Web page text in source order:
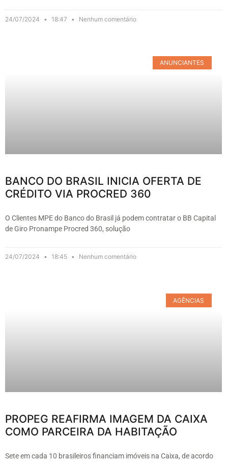
24/07/2024 18:47 Nenhum comentário
ANUNCIANTES
BANCO DO BRASIL INICIA OFERTA DE
CRÉDITO VIA PROCRED 360
O Clientes MPE do Banco do Brasil já podem contratar o BB Capital
de Giro Pronampe Procred 360, solução
24/07/2024 18:45 Nenhum comentário
AGÊNCIAS
PROPEG REAFIRMA IMAGEM DA CAIXA
COMO PARCEIRA DA HABITAÇÃO
Sete em cada 10 brasileiros financiam imóveis na Caixa, de acordo